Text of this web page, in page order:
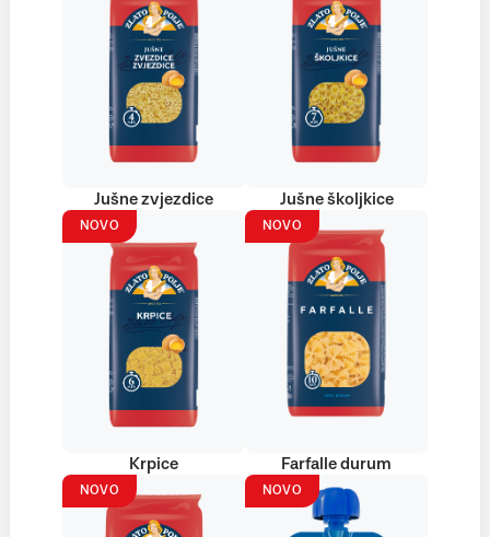
Jušne zvjezdice Jušne školjkice
NOVO
Krpice
NOVO
Farfalle durum
NOVO NOVO